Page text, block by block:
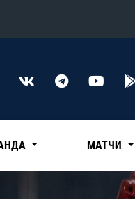
Конференция «Восток»
МАТЧИ